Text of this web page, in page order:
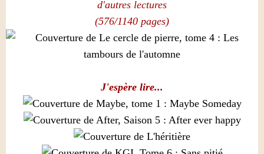
d'autres lectures
(576/1140 pages)
J'espère lire...